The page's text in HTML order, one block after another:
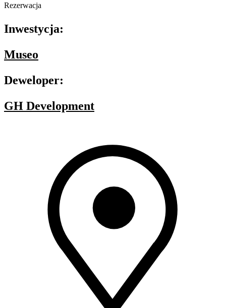
Rezerwacja
Inwestycja:
Museo
Deweloper:
GH Development